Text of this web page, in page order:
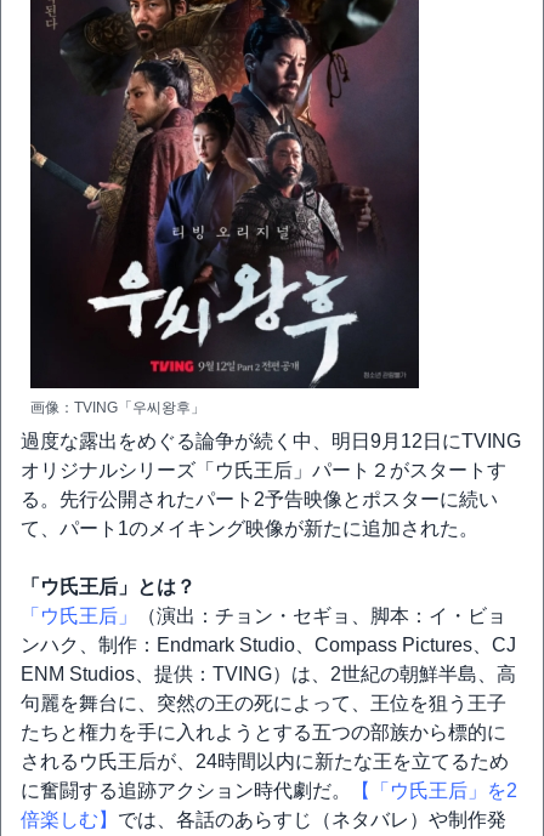
画像：TVING「우씨왕후」
過度な露出をめぐる論争が続く中、明日9月12日にTVING
オリジナルシリーズ「ウ氏王后」パート２がスタートす
る。先行公開されたパート2予告映像とポスターに続い
て、パート1のメイキング映像が新たに追加された。
「ウ氏王后」とは？
「ウ氏王后」
（演出：チョン・セギョ、脚本：イ・ビョ
ンハク、制作：Endmark Studio、Compass Pictures、CJ
ENM Studios、提供：TVING）は、2世紀の朝鮮半島、高
句麗を舞台に、突然の王の死によって、王位を狙う王子
たちと権力を手に入れようとする五つの部族から標的に
されるウ氏王后が、24時間以内に新たな王を立てるため
に奮闘する追跡アクション時代劇だ。
【「ウ氏王后」を2
倍楽しむ】 では、各話のあらすじ（ネタバレ）や制作発